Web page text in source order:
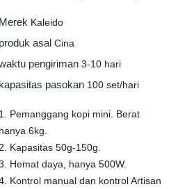
Merek Kaleido
produk asal Cina
pengiriman 3-10 hari
kapasitas pasokan 100 set/hari
1. Pemanggang kopi mini. Berat
hanya 6kg.
2. Kapasitas 50g-150g.
Hemat daya, hanya 500W.
Kontrol manual dan kontrol Artisan